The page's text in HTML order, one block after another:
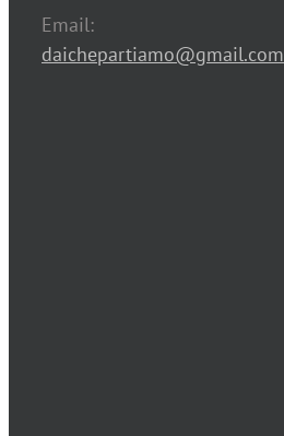
Email:
daichepartiamo@gmail.com